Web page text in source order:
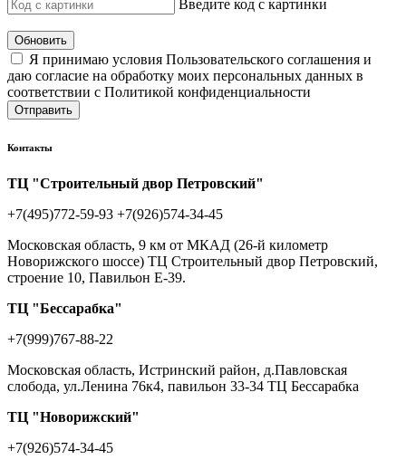
Введите код с картинки
Обновить
Я принимаю условия Пользовательского соглашения и
даю согласие на обработку моих персональных данных в
соответствии с Политикой конфиденциальности
Отправить
Контакты
ТЦ "Строительный двор Петровский"
+7(495)772-59-93 +7(926)574-34-45
Московская область, 9 км от МКАД (26-й километр
Новорижского шоссе) ТЦ Строительный двор Петровский,
строение 10, Павильон Е-39.
ТЦ "Бессарабка"
+7(999)767-88-22
Московская область, Истринский район, д.Павловская
слобода, ул.Ленина 76к4, павильон 33-34 ТЦ Бессарабка
ТЦ "Новорижский"
+7(926)574-34-45